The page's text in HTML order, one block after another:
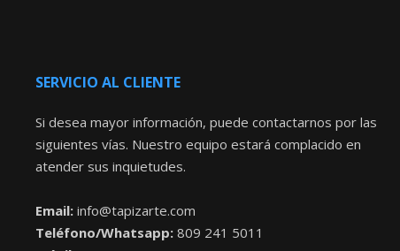
SERVICIO AL CLIENTE
Si desea mayor información, puede contactarnos por las
siguientes vías. Nuestro equipo estará complacido en
atender sus inquietudes.
Email: info@tapizarte.com
Teléfono/Whatsapp: 809 241 5011